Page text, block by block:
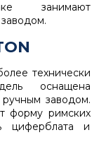
занимают
технически
оснащена
ручным заводом.
форму римских
циферблата и